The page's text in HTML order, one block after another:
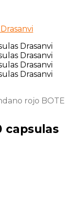
rojo BOTE
capsulas